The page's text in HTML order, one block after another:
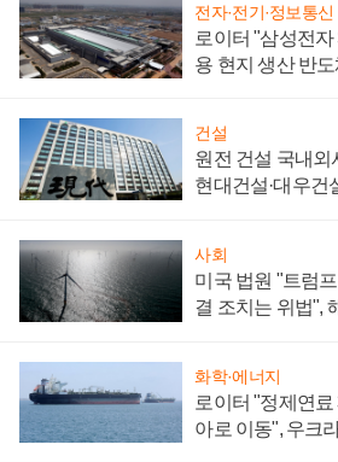
전자·전기·정보통신
로이터 "삼성전
용 현지 생산 반
건설
원전 건설 국내외
현대건설·대우건
사회
미국 법원 "트럼
결 조치는 위법",
화학·에너지
로이터 "정제연료
아로 이동", 우크